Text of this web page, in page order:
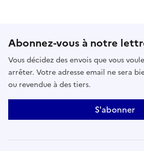
Abonnez-vous à notre
Vous décidez des envois que vous
arrêter. Votre adresse email ne sera
ou revendue à des tiers.
S'abonner